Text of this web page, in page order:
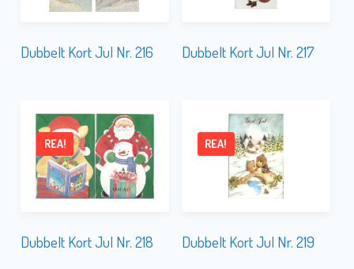
Dubbelt Kort Jul Nr. 216 Dubbelt Kort Jul Nr. 217
Dubbelt Kort Jul Nr. 218
REA!
Dubbelt Kort Jul Nr. 219
REA!